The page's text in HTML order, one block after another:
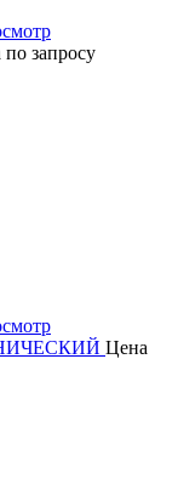
запросу
Цена